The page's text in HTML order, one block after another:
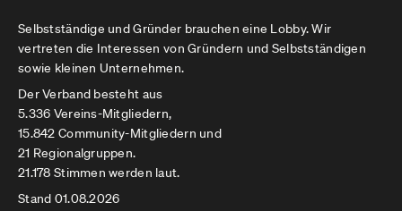
Selbstständige und Gründer brauchen eine Lobby. Wir
vertreten die Interessen von Gründern und Selbstständigen
sowie kleinen Unternehmen.
Der Verband besteht aus
5.336 Vereins-Mitgliedern,
15.842 Community-Mitgliedern und
21 Regionalgruppen.
21.178 Stimmen werden laut.
Stand 01.08.2026